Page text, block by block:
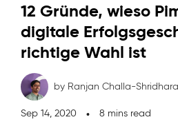
12 Gründe, wieso
digitale
richtige Wahl ist
by Ranjan Challa-Shridhara
Sep 14, 2020 8 mins read